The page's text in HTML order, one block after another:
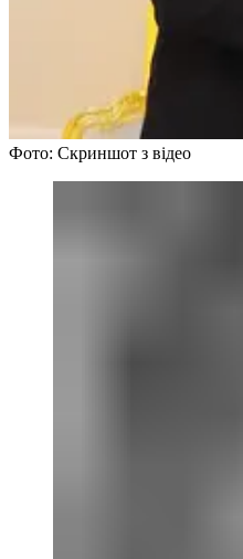
Фото: Скриншот з відео